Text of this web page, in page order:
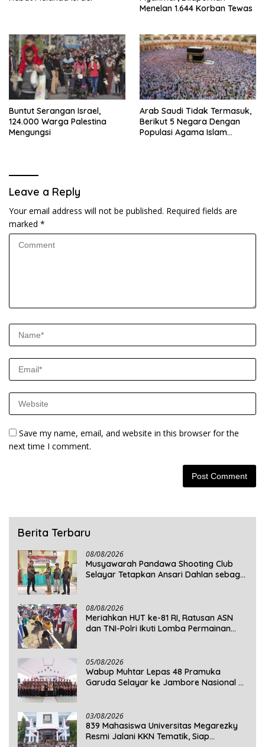
Menelan 1.644 Korban Tewas
Buntut Serangan Israel,
124.000 Warga Palestina
Mengungsi
Arab Saudi Tidak Termasuk,
Berikut 5 Negara Dengan
Populasi Agama Islam
Leave a Reply
Your email address will not be published. Required fields are
marked *
Save my name, email, and website in this browser for the
next time I comment.
Berita Terbaru
08/08/2026
Musyawarah Pandawa Shooting Club
Selayar Tetapkan Ansari Dahlan sebagai
08/08/2026
Meriahkan HUT ke-81 RI, Ratusan ASN
dan TNI-Polri Ikuti Lomba Permainan
05/08/2026
Wabup Muhtar Lepas 48 Pramuka
Garuda Selayar ke Jambore Nasional XII
03/08/2026
839 Mahasiswa Universitas Megarezky
Resmi Jalani KKN Tematik, Siap